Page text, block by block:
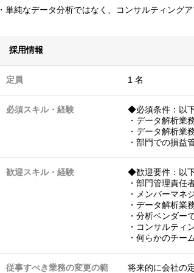
・単純なデータ分析ではなく、コンサルティング
採用情報
定員 1 名
必須スキル・経験
◆必須条件：以
・データ解析業
・データ解析業
・部門での損益
歓迎スキル・経験
◆歓迎要件：以
・部門管理責任
・メンバーマネ
・データ解析業
・分析ベンダー
・コンサルティ
・何らかのチー
従事すべき業務の変更の範
将来的に会社の